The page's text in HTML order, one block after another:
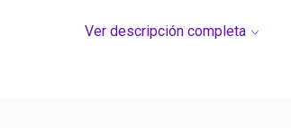
Ver descripción completa